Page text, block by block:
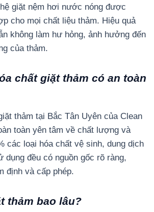
giặt nệm hơi nước nóng được
cho mọi chất liệu thảm. Hiệu quả
không làm hư hỏng, ảnh hưởng đến
của thảm.
chất giặt thảm có an toàn
thảm tại Bắc Tân Uyên của Clean
toàn yên tâm về chất lượng và
các loại hóa chất vệ sinh, dung dịch
dụng đều có nguồn gốc rõ ràng,
định và cấp phép.
thảm bao lâu?